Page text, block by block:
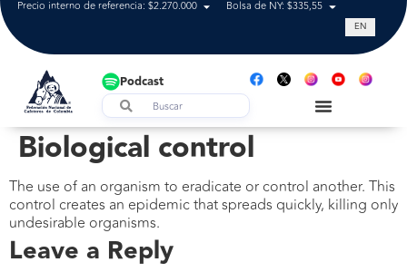
Precio interno de referencia: $2.270.000 Bolsa de NY: $335,55 Tasa de
EN
Podcast
Biological control
The use of an organism to eradicate or control another. This
control creates an epidemic that spreads quickly, killing only
undesirable organisms.
Leave a Reply